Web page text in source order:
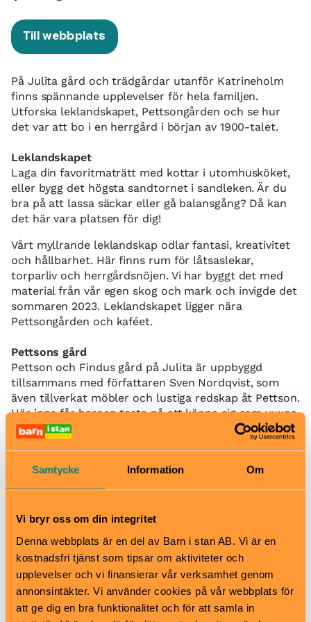
Samtycke Information Om
Vi bryr oss om din integritet
Denna webbplats är en del av Barn i stan AB. Vi är en
kostnadsfri tjänst som tipsar om aktiviteter och
upplevelser och vi finansierar vår verksamhet genom
annonsintäkter. Vi använder cookies på vår webbplats för
att ge dig en bra funktionalitet och för att samla in
Till webbplats
På Julita gård och trädgårdar utanför Katrineholm
finns spännande upplevelser för hela familjen.
Utforska leklandskapet, Pettsongården och se hur
det var att bo i en herrgård i början av 1900-talet.
Leklandskapet
Laga din favoritmaträtt med kottar i utomhusköket,
eller bygg det högsta sandtornet i sandleken. Är du
bra på att lassa säckar eller gå balansgång? Då kan
det här vara platsen för dig!
Vårt myllrande leklandskap odlar fantasi, kreativitet
och hållbarhet. Här finns rum för låtsaslekar,
torparliv och herrgårdsnöjen. Vi har byggt det med
material från vår egen skog och mark och invigde det
sommaren 2023. Leklandskapet ligger nära
Pettsongården och kaféet.
Pettsons gård
Pettson och Findus gård på Julita är uppbyggd
tillsammans med författaren Sven Nordqvist, som
även tillverkat möbler och lustiga redskap åt Pettson.
Här inne får barnen testa på att känna sig som vuxna,
eftersom gården är utförd i 2/3 skala.
Utanför gården står Pettsons egen traktor parkerad
och vid den lilla dammen ligger hans eka på land.
hälften av 1900-talet och har sin givna plats på Julita
Familjevisningar – alla dagar 11.30 (när gården är
öppen)
Följ med på en visning i Stora huset. Här får du får se
hur det såg ut i en herrgård i Sörmland i början av